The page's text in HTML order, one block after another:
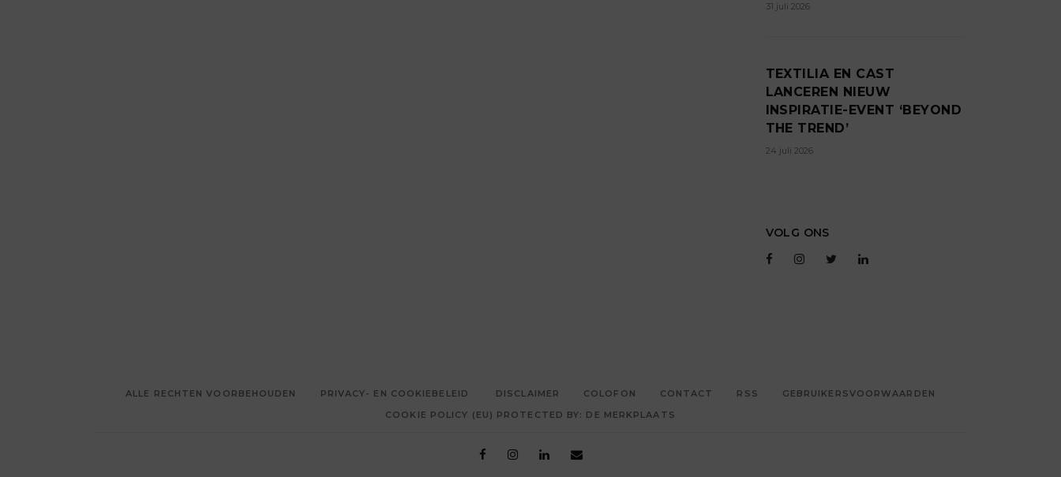
31 juli 2026
TEXTILIA EN CAST
LANCEREN NIEUW
INSPIRATIE-EVENT ‘BEYOND
THE TREND’
24 juli 2026
VOLG ONS
ALLE RECHTEN VOORBEHOUDEN PRIVACY- EN COOKIEBELEID DISCLAIMER COLOFON CONTACT RSS
GEBRUIKERSVOORWAARDEN
COOKIE POLICY (EU) PROTECTED BY: DE MERKPLAATS